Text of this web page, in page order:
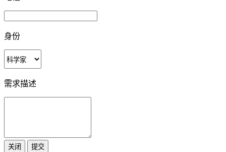
身份
需求描述
关闭 提交